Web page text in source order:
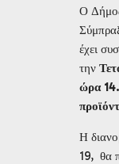
Ο
έχει
την
ώρα
Η
19, θα